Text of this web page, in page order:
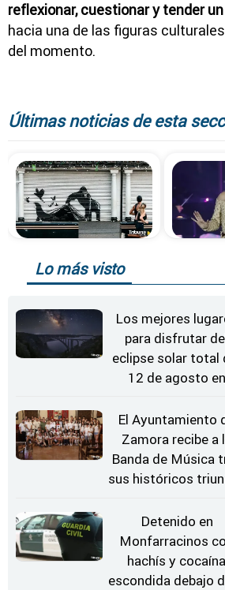
reflexionar, cuestionar y tender
hacia una de las figuras
del momento.
Últimas noticias de esta
Lo más visto
Los mejores
para disfrutar
eclipse solar total
12 de agosto en
El Ayuntamiento
Zamora recibe a
Banda de Música
sus históricos
Detenido en
Monfarracinos
hachís y cocaína
escondida debajo